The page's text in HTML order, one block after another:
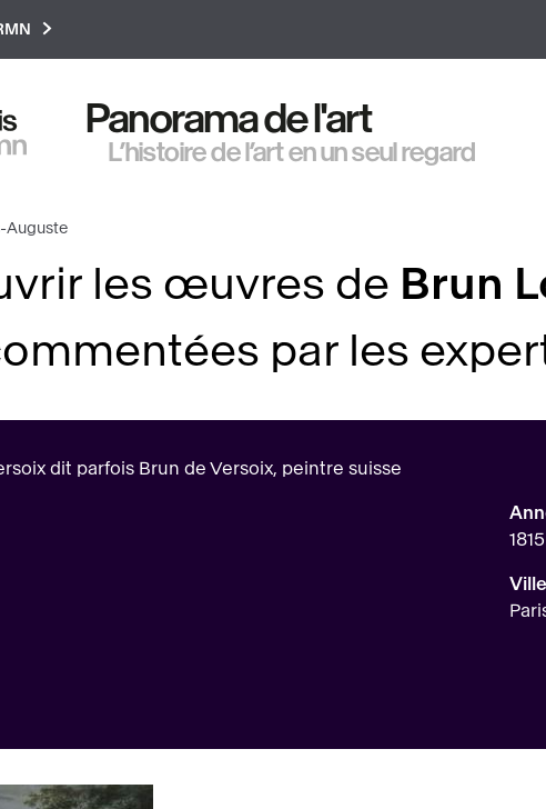
Panorama de l'art
L’histoire de l’art en un seul regard
Auguste
les œuvres de Brun
par les
dit parfois Brun de Versoix, peintre suisse
1815